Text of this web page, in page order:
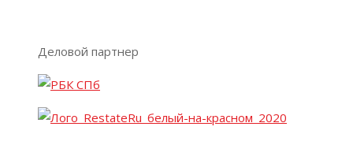
Деловой партнер